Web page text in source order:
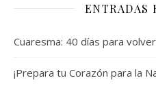
ENTRADAS
Cuaresma: 40 días para
¡Prepara tu Corazón para la